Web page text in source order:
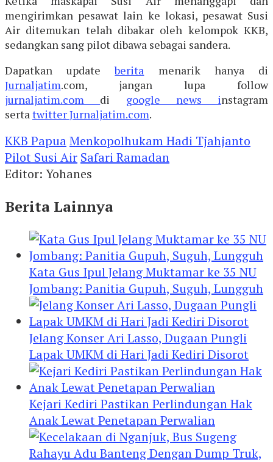
mengirimkan pesawat lain ke lokasi, pesawat Susi
Air ditemukan telah dibakar oleh kelompok KKB,
sedangkan sang pilot dibawa sebagai sandera.
Dapatkan updateberita menarik hanya di
Jurnaljatim.com, jangan lupa follow
jurnaljatim.com di google news instagram
serta twitterJurnaljatim.com.
KKB PapuaMenkopolhukam Hadi Tjahjanto
Pilot Susi Air Safari Ramadan
Editor: Yohanes
Berita Lainnya
Kata Gus Ipul Jelang Muktamar ke 35 NU
Jombang: Panitia Gupuh, Suguh, Lungguh
Jelang Konser Ari Lasso, Dugaan Pungli
Lapak UMKM di Hari Jadi Kediri Disorot
Kejari Kediri Pastikan Perlindungan Hak
Anak Lewat Penetapan Perwalian